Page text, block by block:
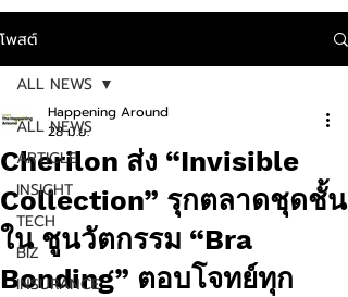
โพสต์
ALL NEWS
ARTICLE
INSIGHT
TECH
BIZ
INSURANCE
ALL NEWS
Cherilon ส่ง “Invisible
Collection” รุกตลาดชุดชั้น
ใน ชูนวัตกรรม “Bra
Bonding” ตอบโจทย์ทุก
Happening Around
28 มิ.ย.